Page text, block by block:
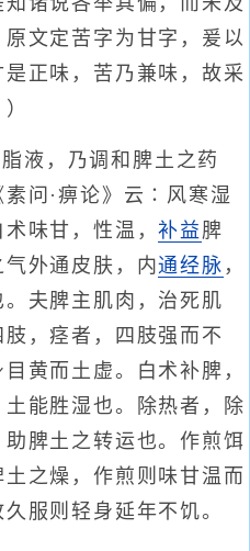
文定苦字为甘字，爰以
正味，苦乃兼味，故采
液，乃调和脾土之药
问·痹论》云∶风寒湿
味甘，性温，补益 脾
外通皮肤，内通经脉 ，
夫脾主肌肉，治死肌
，痉者，四肢强而不
黄而土虚。白术补脾，
能胜湿也。除热者，除
脾土之转运也。作煎饵
之燥，作煎则味甘温而
服则轻身延年不饥。